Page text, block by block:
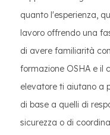
quanto l'esperienza,
lavoro offrendo una
di avere familiarità
formazione OSHA e il
elevatore ti aiutano a
di base a quelli di
sicurezza o di